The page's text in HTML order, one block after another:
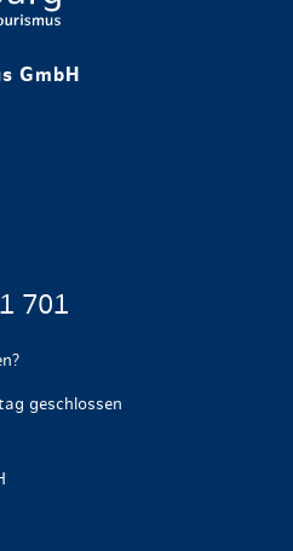
GmbH
701
geschlossen